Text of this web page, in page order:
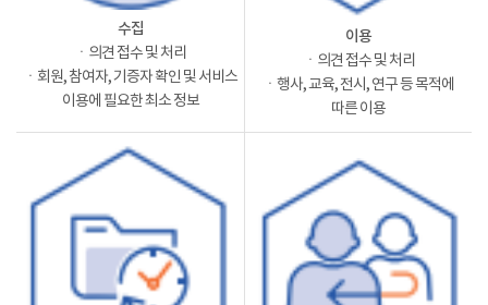
수집
ㆍ의견 접수 및 처리
ㆍ회원, 참여자, 기증자 확인 및 서비스
이용에 필요한 최소 정보
이용
ㆍ의견 접수 및 처리
ㆍ행사, 교육, 전시, 연구 등 목적에
따른 이용